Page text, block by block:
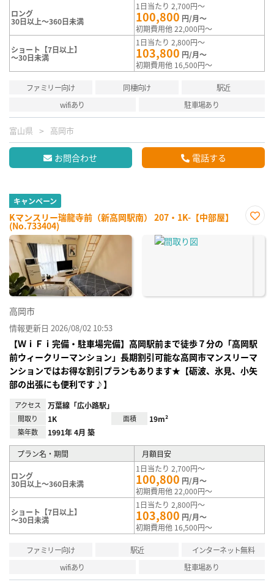
ロング
30日以上～360日未満
1日当たり 2,700円～
100,800 円/月～
初期費用他 22,000円～
ショート【7日以上】
～30日未満
1日当たり 2,800円～
103,800 円/月～
初期費用他 16,500円～
ファミリー向け 同棲向け
駅近
wifiあり
駐車場あり
富山県 高岡市
お問合わせ 電話する
キャンペーン
Kマンスリー瑞龍寺前（新高岡駅南） 207・1K-【中部屋】
(No.733404)
に入
高岡市
情報更新日 2026/08/02 10:53
【ＷｉＦｉ完備・駐車場完備】高岡駅前まで徒歩７分の「高岡駅
前ウィークリーマンション」長期割引可能な高岡市マンスリーマ
ンションではお得な割引プランもあります★【砺波、氷見、小矢
部の出張にも便利です♪】
アクセス 万葉線「広小路駅」
間取り 1K 面積 19m²
築年数 1991年 4月 築
プラン名・期間 月額目安
ロング
30日以上～360日未満
1日当たり 2,700円～
100,800 円/月～
初期費用他 22,000円～
ショート【7日以上】
～30日未満
1日当たり 2,800円～
103,800 円/月～
初期費用他 16,500円～
ファミリー向け 駅近
インターネット無料
wifiあり
駐車場あり